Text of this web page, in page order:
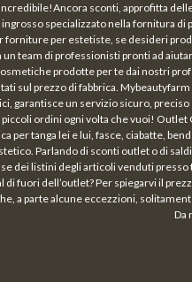
Incredibile!Ancora sconti, approfitta
specializzato nella fornitura
per estetiste, se desideri
un team di professionisti pronti ad
prodotte per te dai nostri
sul prezzo di fabbrica.
garantisce un servizio sicuro,
ordini ogni volta che vuoi!
per tanga lei e lui, fasce, ciabatte,
Parlando di sconti outlet o di
dei listini degli articoli venduti
fuori dell’outlet? Per spiegarvi il
a parte alcune eccezzioni,
Da